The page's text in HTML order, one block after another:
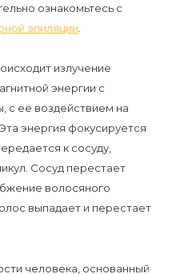
ознакомьтесь с
эпиляции
излучение
энергии с
с её воздействием на
энергия фокусируется
к сосуду,
Сосуд перестает
волосяного
выпадает и перестает
человека, основанный